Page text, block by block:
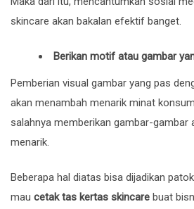
skincare akan bakalan efektif banget.
Berikan motif atau gambar
Pemberian visual gambar yang pas
akan menambah menarik minat
salahnya memberikan gambar-gambar
menarik.
Beberapa hal diatas bisa dijadikan
mau cetak tas kertas skincare buat